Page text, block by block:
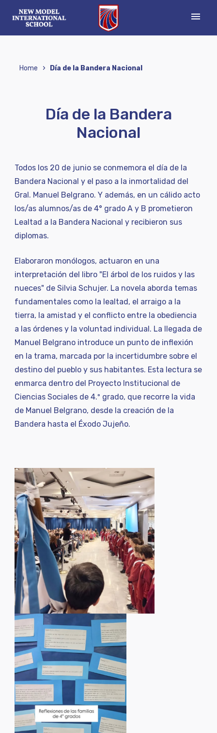
menu
Home › Día de la Bandera Nacional
Día de la Bandera
Nacional
Todos los 20 de junio se conmemora el día de la
Bandera Nacional y el paso a la inmortalidad del
Gral. Manuel Belgrano. Y además, en un cálido acto
los/as alumnos/as de 4° grado A y B prometieron
Lealtad a la Bandera Nacional y recibieron sus
diplomas.
Elaboraron monólogos, actuaron en una
interpretación del libro "El árbol de los ruidos y las
nueces" de Silvia Schujer. La novela aborda temas
fundamentales como la lealtad, el arraigo a la
tierra, la amistad y el conflicto entre la obediencia
a las órdenes y la voluntad individual. La llegada de
Manuel Belgrano introduce un punto de inflexión
en la trama, marcada por la incertidumbre sobre el
destino del pueblo y sus habitantes. Esta lectura se
enmarca dentro del Proyecto Institucional de
Ciencias Sociales de 4.º grado, que recorre la vida
de Manuel Belgrano, desde la creación de la
Bandera hasta el Éxodo Jujeño.